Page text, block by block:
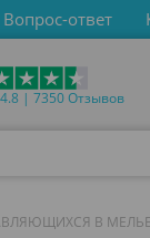
Вопрос-ответ
| 7350 Отзывов
В